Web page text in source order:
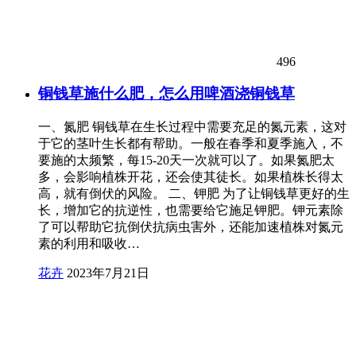
496
铜钱草施什么肥，怎么用啤酒浇铜钱草
一、氮肥 铜钱草在生长过程中需要充足的氮元素，这对
于它的茎叶生长都有帮助。一般在春季和夏季施入，不
要施的太频繁，每15-20天一次就可以了。如果氮肥太
多，会影响植株开花，还会使其徒长。如果植株长得太
高，就有倒伏的风险。 二、钾肥 为了让铜钱草更好的生
长，增加它的抗逆性，也需要给它施足钾肥。钾元素除
了可以帮助它抗倒伏抗病虫害外，还能加速植株对氮元
素的利用和吸收…
花卉 2023年7月21日